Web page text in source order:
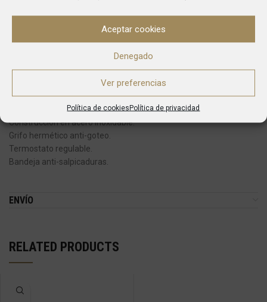
Aceptar cookies
Denegado
Ver preferencias
Política de cookiesPolítica de privacidad
Category:Termos De Leche
Construcción en acero inoxidable.
Grifo hermético anti-goteo.
Termostato regulable.
Bandeja anti-salpicaduras.
ENVÍO
RELATED PRODUCTS